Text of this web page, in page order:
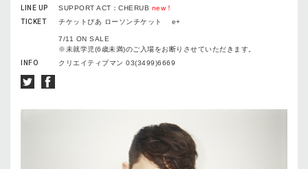
LINE UP
SUPPORT ACT：CHERUB new！
TICKET
チケットぴあ ローソンチケット e+
7/11 ON SALE
※未就学児(6歳未満)のご入場をお断りさせていただきます。
INFO
クリエイティブマン 03(3499)6669